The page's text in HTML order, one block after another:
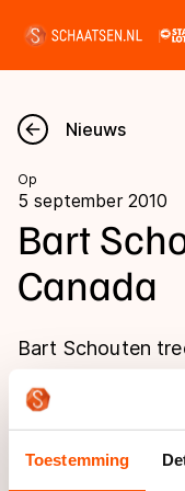
Toestemming
Nieuws
Kalender
Disciplines
Shorttrack
Inlineskaten
Uitslagen
Langebaan
Tijden &
Ranglijsten
Nieuws
Op
5 september 2010
Bart
Canada
Bart Schouten
dat de
bijzonder de